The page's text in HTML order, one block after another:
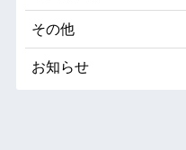
その他
お知らせ